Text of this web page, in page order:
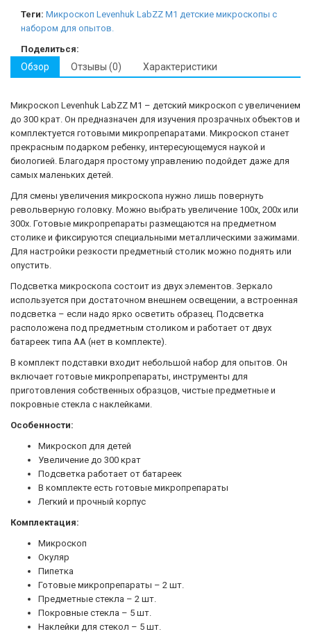
Теги: Микроскоп Levenhuk LabZZ M1 детские микроскопы с
набором для опытов.
Поделиться:
Обзор Отзывы (0) Характеристики
Микроскоп Levenhuk LabZZ M1 – детский микроскоп с увеличением
до 300 крат. Он предназначен для изучения прозрачных объектов и
комплектуется готовыми микропрепаратами. Микроскоп станет
прекрасным подарком ребенку, интересующемуся наукой и
биологией. Благодаря простому управлению подойдет даже для
самых маленьких детей.
Для смены увеличения микроскопа нужно лишь повернуть
револьверную головку. Можно выбрать увеличение 100х, 200х или
300х. Готовые микропрепараты размещаются на предметном
столике и фиксируются специальными металлическими зажимами.
Для настройки резкости предметный столик можно поднять или
опустить.
Подсветка микроскопа состоит из двух элементов. Зеркало
используется при достаточном внешнем освещении, а встроенная
подсветка – если надо ярко осветить образец. Подсветка
расположена под предметным столиком и работает от двух
батареек типа АА (нет в комплекте).
В комплект подставки входит небольшой набор для опытов. Он
включает готовые микропрепараты, инструменты для
приготовления собственных образцов, чистые предметные и
покровные стекла с наклейками.
Особенности:
Микроскоп для детей
Увеличение до 300 крат
Подсветка работает от батареек
В комплекте есть готовые микропрепараты
Легкий и прочный корпус
Комплектация:
Микроскоп
Окуляр
Пипетка
Готовые микропрепараты – 2 шт.
Предметные стекла – 2 шт.
Покровные стекла – 5 шт.
Наклейки для стекол – 5 шт.